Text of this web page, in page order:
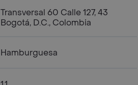
Transversal 60 Calle 127, 43
Bogotá, D.C., Colombia
Hamburguesa